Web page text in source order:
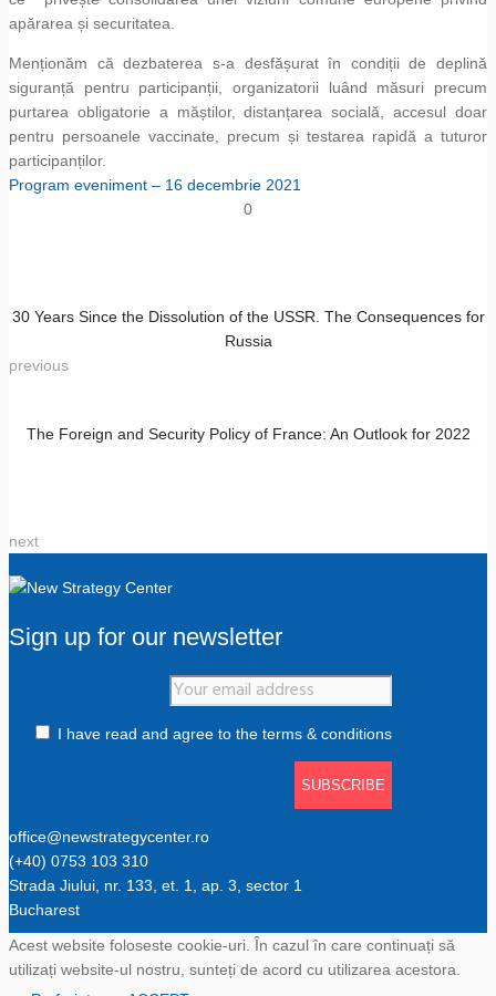
apărarea și securitatea.
Menționăm că dezbaterea s-a desfășurat în condiții de deplină
siguranță pentru participanții, organizatorii luând măsuri precum
purtarea obligatorie a măștilor, distanțarea socială, accesul doar
pentru persoanele vaccinate, precum și testarea rapidă a tuturor
participanților.
Program eveniment – 16 decembrie 2021
0
30 Years Since the Dissolution of the USSR. The Consequences for
Russia
previous
The Foreign and Security Policy of France: An Outlook for 2022
next
Sign up for our newsletter
I have read and agree to the terms & conditions
office@newstrategycenter.ro
(+40) 0753 103 310
Strada Jiului, nr. 133, et. 1, ap. 3, sector 1
Bucharest
Acest website foloseste cookie-uri. În cazul în care continuați să
utilizați website-ul nostru, sunteți de acord cu utilizarea acestora.